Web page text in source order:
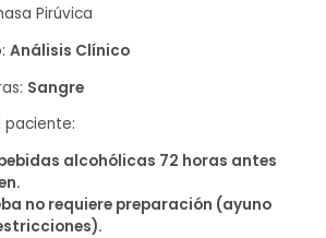
Pirúvica
Análisis Clínico
Sangre
paciente:
alcohólicas 72 horas antes
no requiere preparación (ayuno